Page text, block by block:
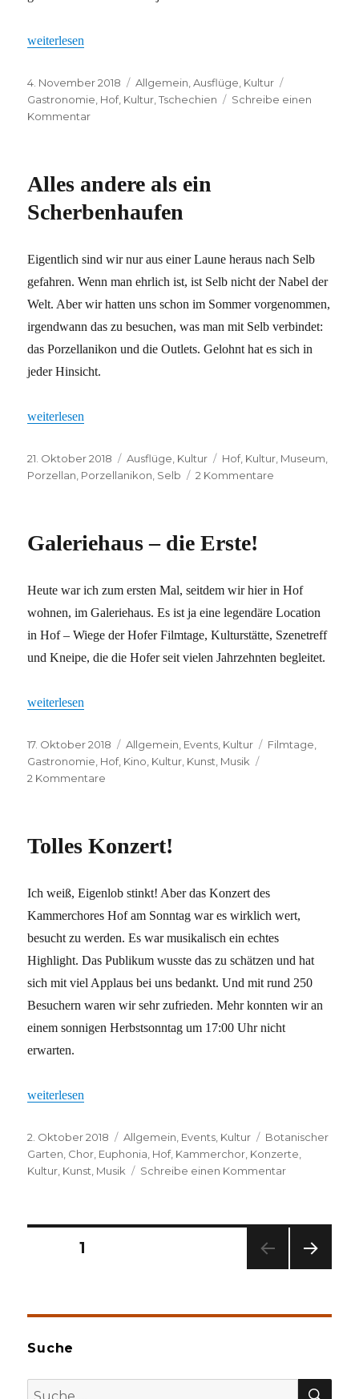
„Grenzgänge“
weiterlesen
Veröffentlicht
am
4. November 2018 Kategorien
Allgemein ,Ausflüge Kultur
Gastronomie Hof, Kultur ,Tschechien
Schreibe einen
Kommentarzu
Alles andere als ein
Scherbenhaufen
Eigentlich sind wir nur aus einer Laune heraus nach Selb
gefahren. Wenn man ehrlich ist, ist Selb nicht der Nabel der
Welt. Aber wir hatten uns schon im Sommer vorgenommen,
irgendwann das zu besuchen, was man mit Selb verbindet:
das Porzellanikon und die Outlets. Gelohnt hat es sich in
jeder Hinsicht.
„Alles andere als ein Scherbenhaufen“
weiterlesen
Veröffentlicht
am
21. Oktober 2018 Kategorien
Ausflüge Kultur Schlagwörter
Hof, Kultur Museum
Porzellan Porzellanikon Selb 2 Kommentare
Galeriehaus – die Erste!
Heute war ich zum ersten Mal, seitdem wir hier in Hof
wohnen, im Galeriehaus. Es ist ja eine legendäre Location
in Hof – Wiege der Hofer Filmtage, Kulturstätte, Szenetreff
und Kneipe, die die Hofer seit vielen Jahrzehnten begleitet.
„Galeriehaus – die Erste!“
weiterlesen
Veröffentlicht
am
17. Oktober 2018 Kategorien
Allgemein Events Kultur Schlagwörter
Filmtage
Gastronomie Hof, Kino Kultur Kunst Musik
2 Kommentare
Erste!
Tolles Konzert!
Ich weiß, Eigenlob stinkt! Aber das Konzert des
Kammerchores Hof am Sonntag war es wirklich wert,
besucht zu werden. Es war musikalisch ein echtes
Highlight. Das Publikum wusste das zu schätzen und hat
sich mit viel Applaus bei uns bedankt. Und mit rund 250
Besuchern waren wir sehr zufrieden. Mehr konnten wir an
einem sonnigen Herbstsonntag um 17:00 Uhr nicht
erwarten.
„Tolles Konzert!“
weiterlesen
Veröffentlicht
am
2. Oktober 2018 Kategorien
Allgemein Events Kultur Schlagwörter
Botanischer
Garten Chor Euphonia Hof, Kammerchor Konzerte
Kultur Kunst Musik Schreibe einen Kommentarzu
Seitennummerierung
Beiträge
SEITE1
E
Suche
Suche